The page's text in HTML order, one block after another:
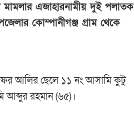
এজাহারনামীয় দুই পলাতক
কোম্পানীগঞ্জ গ্রাম থেকে
আলির ছেলে ১১ নং আসামি কুটু
আব্দুর রহমান (৬৫)।